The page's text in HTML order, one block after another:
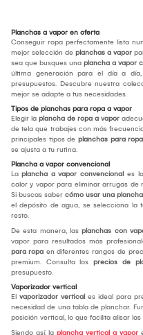
Planchas a vapor en oferta
Conseguir ropa perfectamente lista
mejor selección de planchas a vapor
sea que busques una plancha a vapor
última generación para el día a
presupuestos. Descubre nuestra
mejor se adapte a tus necesidades.
Tipos de planchas para ropa a vapor
Elegir la plancha de ropa a vapor
de tela que trabajes con más
principales tipos de planchas para ropa
se ajusta a tu rutina.
Plancha a vapor convencional
La plancha a vapor convencional es
calor y vapor para eliminar arrugas de
Si buscas saber cómo usar una
el depósito de agua, se selecciona la
resto.
De esta manera, las planchas con
vapor para resultados más
para ropa en diferentes rangos de
premium. Consulta los precios de
presupuesto.
Vaporizador vertical
El vaporizador vertical es ideal para
necesidad de una tabla de planchar.
posición vertical, lo que facilita alisar
Siendo así, la plancha vertical a vapor